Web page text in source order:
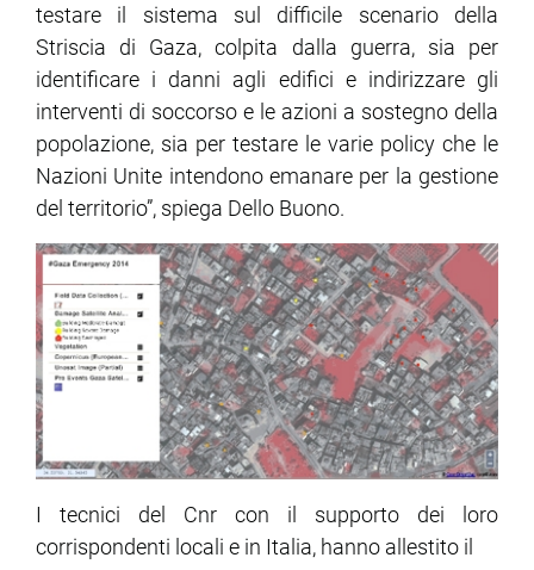
testare il sistema sul difficile scenario della
Striscia di Gaza, colpita dalla guerra, sia per
identificare i danni agli edifici e indirizzare gli
interventi di soccorso e le azioni a sostegno della
popolazione, sia per testare le varie policy che le
Nazioni Unite intendono emanare per la gestione
del territorio”, spiega Dello Buono.
I tecnici del Cnr con il supporto dei loro
corrispondenti locali e in Italia, hanno allestito il